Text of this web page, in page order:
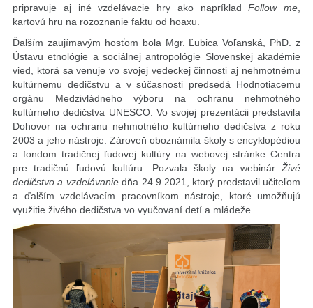
pripravuje aj iné vzdelávacie hry ako napríkladFollow me
kartovú hru na rozoznanie faktu od hoaxu.
Ďalším zaujímavým hosťom bola Mgr. Ľubica Voľanská, PhD. z
Ústavu etnológie a sociálnej antropológie Slovenskej akadémie
vied, ktorá sa venuje vo svojej vedeckej činnosti aj nehmotnému
kultúrnemu dedičstvu a v súčasnosti predsedá Hodnotiacemu
orgánu Medzivládneho výboru na ochranu nehmotného
kultúrneho dedičstva UNESCO. Vo svojej prezentácii predstavila
Dohovor na ochranu nehmotného kultúrneho dedičstva z roku
2003 a jeho nástroje. Zároveň oboznámila školy s encyklopédiou
a fondom tradičnej ľudovej kultúry na webovej stránke Centra
pre tradičnú ľudovú kultúru. Pozvala školy na webinár Živé
dedičstvo a vzdelávaniedňa 24.9.2021, ktorý predstavil učiteľom
a ďalším vzdelávacím pracovníkom nástroje, ktoré umožňujú
využitie živého dedičstva vo vyučovaní detí a mládeže.